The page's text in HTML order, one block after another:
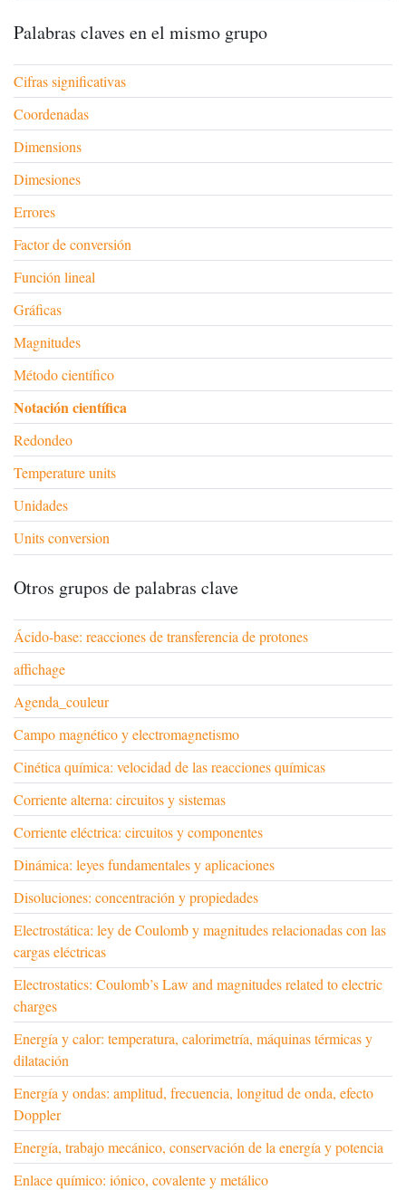
Palabras claves en el mismo grupo
Cifras significativas
Coordenadas
Dimensions
Dimesiones
Errores
Factor de conversión
Función lineal
Gráficas
Magnitudes
Método científico
Notación científica
Redondeo
Temperature units
Unidades
Units conversion
Otros grupos de palabras clave
Ácido-base: reacciones de transferencia de protones
affichage
Agenda_couleur
Campo magnético y electromagnetismo
Cinética química: velocidad de las reacciones químicas
Corriente alterna: circuitos y sistemas
Corriente eléctrica: circuitos y componentes
Dinámica: leyes fundamentales y aplicaciones
Disoluciones: concentración y propiedades
Electrostática: ley de Coulomb y magnitudes relacionadas con las
cargas eléctricas
Electrostatics: Coulomb’s Law and magnitudes related to electric
charges
Energía y calor: temperatura, calorimetría, máquinas térmicas y
dilatación
Energía y ondas: amplitud, frecuencia, longitud de onda, efecto
Doppler
Energía, trabajo mecánico, conservación de la energía y potencia
Enlace químico: iónico, covalente y metálico